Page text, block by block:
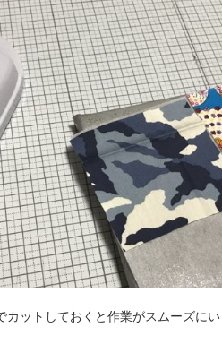
カットしておくと作業がスムーズに